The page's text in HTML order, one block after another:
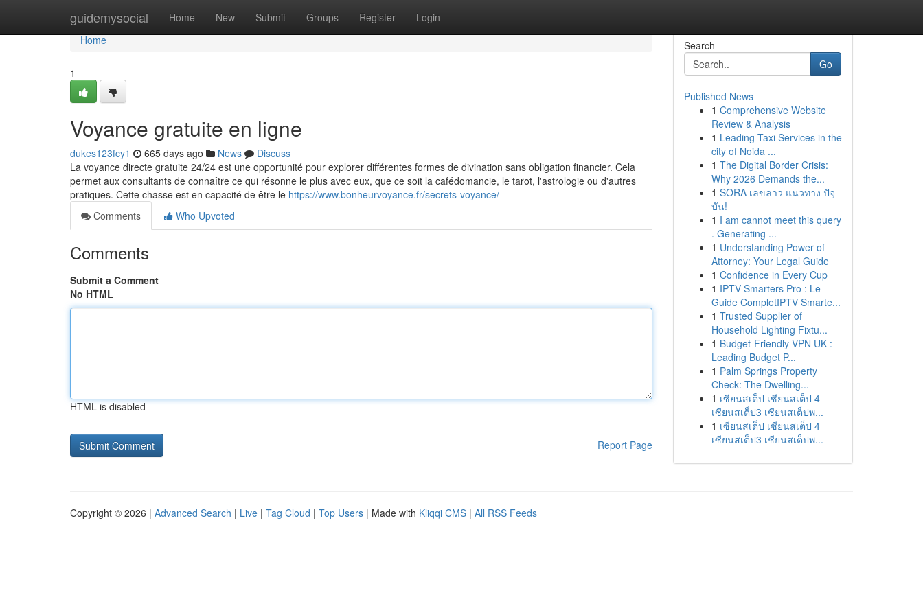
guidemysocial Home New Submit Groups Register Login
Home
Home
1
Voyance gratuite en ligne
dukes123fcy1 665 days ago News
Discuss
La voyance directe gratuite 24/24 est une opportunité pour explorer différentes formes de divination sans obligation financier. Cela
permet aux consultants de connaître ce qui résonne le plus avec eux, que ce soit la cafédomancie, le tarot, l'astrologie ou d'autres
pratiques. Cette chasse est en capacité de être le https://www.bonheurvoyance.fr/secrets-voyance/
Comments
Who Upvoted
Comments
Submit a Comment
No HTML
HTML is disabled
Report Page
Search
Go
Published News
1 Comprehensive Website
Review & Analysis
1 Leading Taxi Services in the
city of Noida ...
1 The Digital Border Crisis:
Why 2026 Demands the...
1 SORA เลขลาว แนวทาง ปัจุ
บัน!
1 I am cannot meet this query
. Generating ...
1 Understanding Power of
Attorney: Your Legal Guide
1 Confidence in Every Cup
1 IPTV Smarters Pro : Le
Guide CompletIPTV Smarte...
1 Trusted Supplier of
Household Lighting Fixtu...
1 Budget-Friendly VPN UK :
Leading Budget P...
1 Palm Springs Property
Check: The Dwelling...
1 เซียนสเต็ป เซียนสเต็ป 4
เซียนสเต็ป3 เซียนสเต็ปพ...
1 เซียนสเต็ป เซียนสเต็ป 4
เซียนสเต็ป3 เซียนสเต็ปพ...
Copyright © 2026 | Advanced Search | Live | Tag Cloud | Top Users | Made with Kliqqi CMS | All RSS Feeds